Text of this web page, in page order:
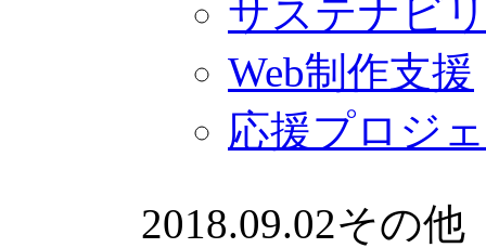
サステナビ
Web制作支援
応援プロジ
2018.09.02その他